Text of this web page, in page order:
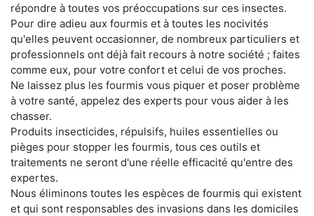
répondre à toutes vos préoccupations sur ces insectes.
Pour dire adieu aux fourmis et à toutes les nocivités
qu'elles peuvent occasionner, de nombreux particuliers et
professionnels ont déjà fait recours à notre société ; faites
comme eux, pour votre confort et celui de vos proches.
Ne laissez plus les fourmis vous piquer et poser problème
à votre santé, appelez des experts pour vous aider à les
chasser.
Produits insecticides, répulsifs, huiles essentielles ou
pièges pour stopper les fourmis, tous ces outils et
traitements ne seront d'une réelle efficacité qu'entre des
expertes.
Nous éliminons toutes les espèces de fourmis qui existent
et qui sont responsables des invasions dans les domiciles